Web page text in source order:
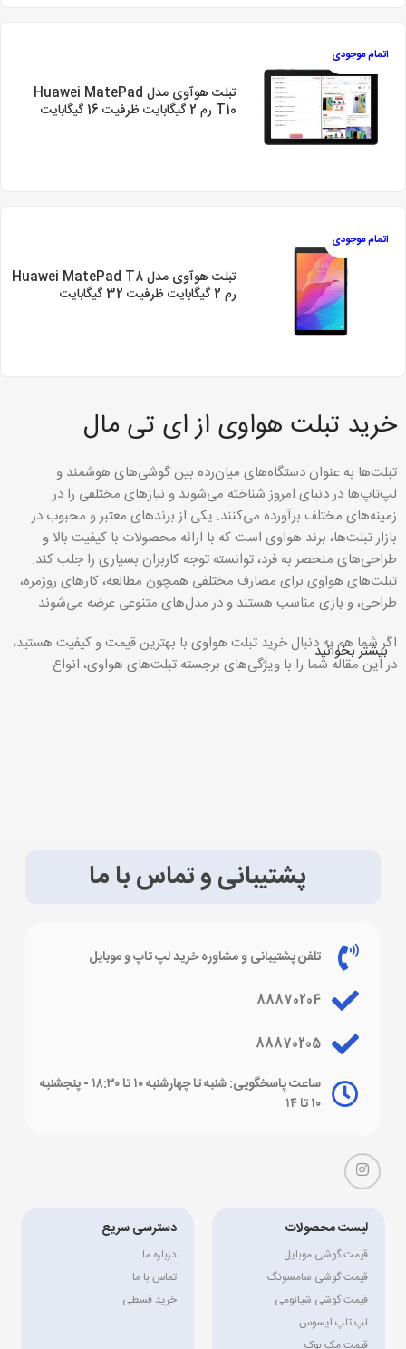
اتمام موجودی
تبلت هوآوی مدل Huawei MatePad
T10 رم 2 گیگابایت ظرفیت 16 گیگابایت
اتمام موجودی
تبلت هوآوی مدل Huawei MatePad T8
رم 2 گیگابایت ظرفیت 32 گیگابایت
خرید تبلت هواوی از ای تی مال
تبلت‌ها به عنوان دستگاه‌های میان‌رده بین گوشی‌های هوشمند و
لپ‌تاپ‌ها در دنیای امروز شناخته می‌شوند و نیازهای مختلفی را در
زمینه‌های مختلف برآورده می‌کنند. یکی از برندهای معتبر و محبوب در
بازار تبلت‌ها، برند هواوی است که با ارائه محصولات با کیفیت بالا و
طراحی‌های منحصر به فرد، توانسته توجه کاربران بسیاری را جلب کند.
تبلت‌های هواوی برای مصارف مختلفی همچون مطالعه، کارهای روزمره،
طراحی، و بازی مناسب هستند و در مدل‌های متنوعی عرضه می‌شوند.
اگر شما هم به دنبال خرید تبلت هواوی با بهترین قیمت و کیفیت هستید،
در این مقاله شما را با ویژگی‌های برجسته تبلت‌های هواوی، انواع
ویژگی‌های تبلت هواوی
تبلت‌های هواوی از ویژگی‌های منحصر به فرد و کاربردی برخوردار هستند
که آنها را به یکی از بهترین گزینه‌ها برای استفاده‌های روزمره و حرفه‌ای
تبدیل می‌کند. این ویژگی‌ها شامل عملکرد قوی، طراحی ارگونومیک، عمر
باتری طولانی و کیفیت صفحه نمایش عالی می‌شود. در این بخش، به
برخی از ویژگی‌های بارز تبلت‌های هواوی اشاره خواهیم کرد که می‌تواند
بیشتر بخوانید
پشتیبانی و تماس با ما
تلفن پشتیبانی و مشاوره خرید لپ تاپ و موبایل
88870204
88870205
ساعت پاسخگویی: شنبه تا چهارشنبه ۱۰ تا ۱۸:۳۰ - پنجشنبه
۱۰ تا ۱۴
لیست محصولات
قیمت گوشی موبایل
قیمت گوشی سامسونگ
قیمت گوشی شیائومی
لپ تاپ ایسوس
دسترسی سریع
درباره ما
تماس با ما
خرید قسطی